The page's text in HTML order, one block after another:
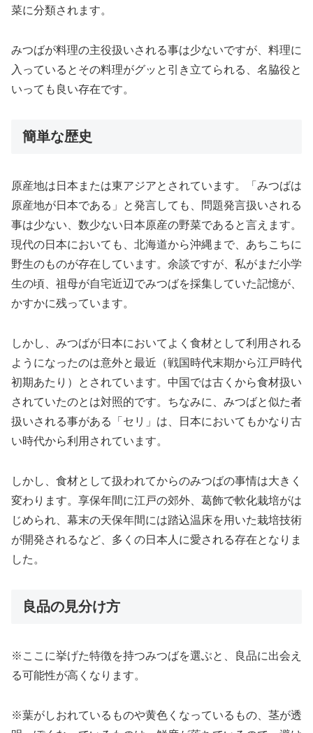
菜に分類されます。
みつばが料理の主役扱いされる事は少ないですが、料理に
入っているとその料理がグッと引き立てられる、名脇役と
いっても良い存在です。
簡単な歴史
原産地は日本または東アジアとされています。「みつばは
原産地が日本である」と発言しても、問題発言扱いされる
事は少ない、数少ない日本原産の野菜であると言えます。
現代の日本においても、北海道から沖縄まで、あちこちに
野生のものが存在しています。余談ですが、私がまだ小学
生の頃、祖母が自宅近辺でみつばを採集していた記憶が、
かすかに残っています。
しかし、みつばが日本においてよく食材として利用される
ようになったのは意外と最近（戦国時代末期から江戸時代
初期あたり）とされています。中国では古くから食材扱い
されていたのとは対照的です。ちなみに、みつばと似た者
扱いされる事がある「セリ」は、日本においてもかなり古
い時代から利用されています。
しかし、食材として扱われてからのみつばの事情は大きく
変わります。享保年間に江戸の郊外、葛飾で軟化栽培がは
じめられ、幕末の天保年間には踏込温床を用いた栽培技術
が開発されるなど、多くの日本人に愛される存在となりま
した。
良品の見分け方
※ここに挙げた特徴を持つみつばを選ぶと、良品に出会え
る可能性が高くなります。
※葉がしおれているものや黄色くなっているもの、茎が透